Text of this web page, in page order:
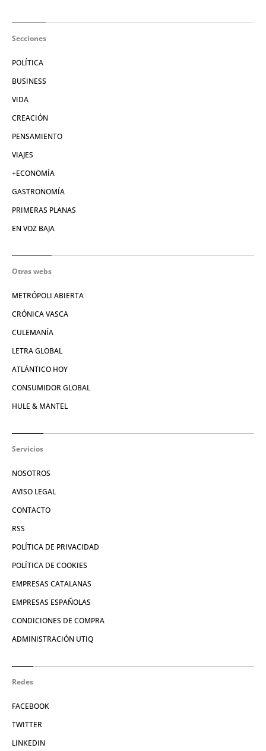
Secciones
POLÍTICA
BUSINESS
VIDA
CREACIÓN
PENSAMIENTO
VIAJES
+ECONOMÍA
GASTRONOMÍA
PRIMERAS PLANAS
EN VOZ BAJA
Otras webs
METRÓPOLI ABIERTA
CRÓNICA VASCA
CULEMANÍA
LETRA GLOBAL
ATLÁNTICO HOY
CONSUMIDOR GLOBAL
HULE & MANTEL
Servicios
NOSOTROS
AVISO LEGAL
CONTACTO
RSS
POLÍTICA DE PRIVACIDAD
POLÍTICA DE COOKIES
EMPRESAS CATALANAS
EMPRESAS ESPAÑOLAS
CONDICIONES DE COMPRA
ADMINISTRACIÓN UTIQ
Redes
FACEBOOK
TWITTER
LINKEDIN